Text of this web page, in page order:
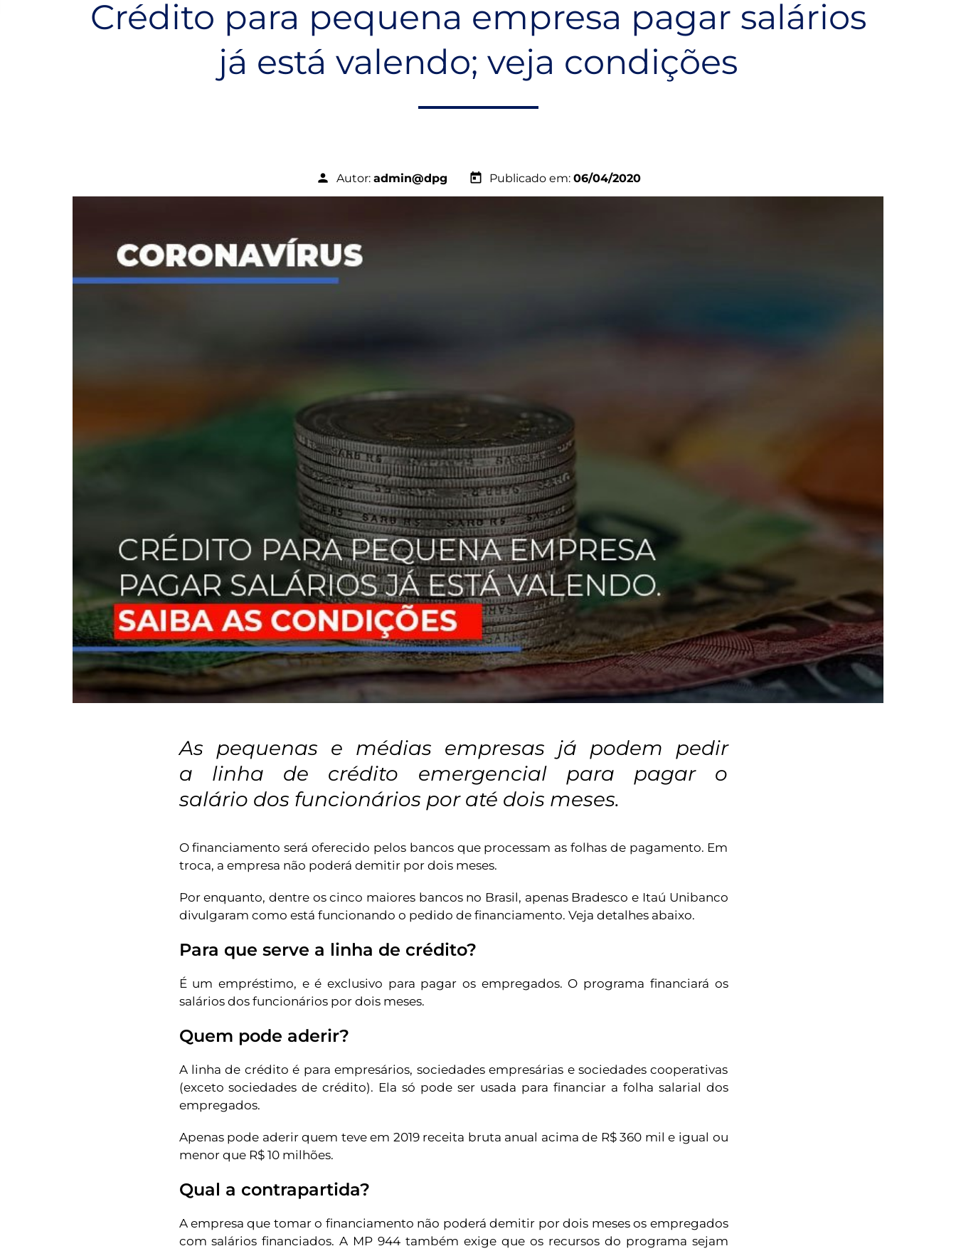
Crédito para pequena empresa pagar salários
já está valendo; veja condições
person Autor: admin@dpg today Publicado em: 06/04/2020
As pequenas e médias empresas já podem pedir
a linha de crédito emergencial para pagar o
salário dos funcionários por até dois meses.
O financiamento será oferecido pelos bancos que processam as folhas de pagamento. Em
troca, a empresa não poderá demitir por dois meses.
Por enquanto, dentre os cinco maiores bancos no Brasil, apenas Bradesco e Itaú Unibanco
divulgaram como está funcionando o pedido de financiamento. Veja detalhes abaixo.
Para que serve a linha de crédito?
É um empréstimo, e é exclusivo para pagar os empregados. O programa financiará os
salários dos funcionários por dois meses.
Quem pode aderir?
A linha de crédito é para empresários, sociedades empresárias e sociedades cooperativas
(exceto sociedades de crédito). Ela só pode ser usada para financiar a folha salarial dos
empregados.
Apenas pode aderir quem teve em 2019 receita bruta anual acima de R$ 360 mil e igual ou
menor que R$ 10 milhões.
Qual a contrapartida?
A empresa que tomar o financiamento não poderá demitir por dois meses os empregados
com salários financiados. A MP 944 também exige que os recursos do programa sejam